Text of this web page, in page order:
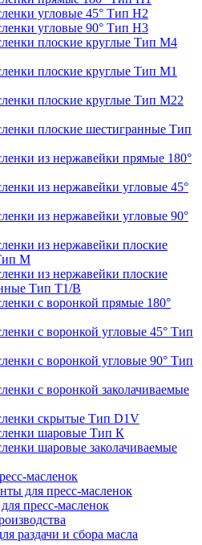
угловые 45° Тип H2
угловые 90° Тип H3
плоские круглые Тип M4
плоские круглые Тип M1
плоские круглые Тип M22
плоские шестигранные Тип
из нержавейки прямые 180°
из нержавейки угловые 45°
из нержавейки угловые 90°
из нержавейки плоские
M
из нержавейки плоские
Тип T1/B
с воронкой прямые 180°
с воронкой угловые 45° Тип
с воронкой угловые 90° Тип
с воронкой заколачиваемые
скрытые Тип D1V
шаровые Тип К
шаровые заколачиваемые
масленок
для пресс-масленок
пресс-масленок
раздачи и сбора масла